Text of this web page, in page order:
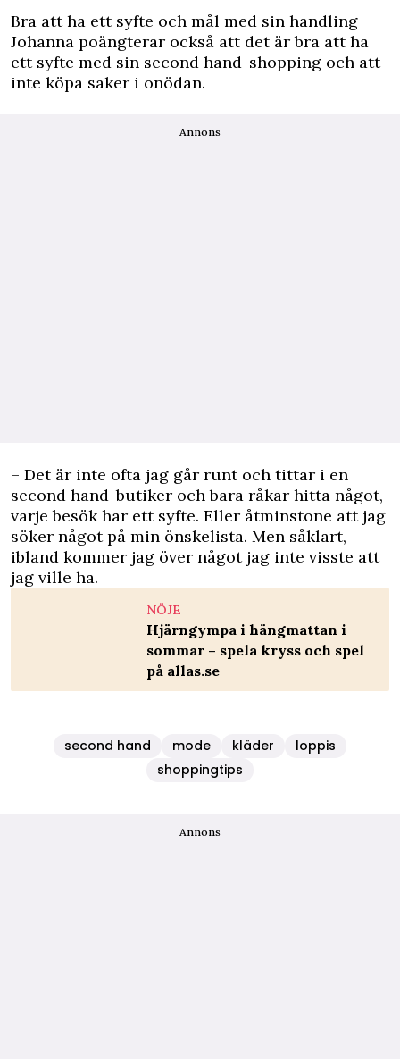
Bra att ha ett syfte och mål med sin handling
Johanna poängterar också att det är bra att ha
ett syfte med sin second hand-shopping och att
inte köpa saker i onödan.
Annons
– Det är inte ofta jag går runt och tittar i en
second hand-butiker och bara råkar hitta något,
varje besök har ett syfte. Eller åtminstone att jag
söker något på min önskelista. Men såklart,
ibland kommer jag över något jag inte visste att
jag ville ha.
NÖJE
Hjärngympa i hängmattan i
sommar – spela kryss och spel
på allas.se
second hand mode kläder
loppis
shoppingtips
Annons